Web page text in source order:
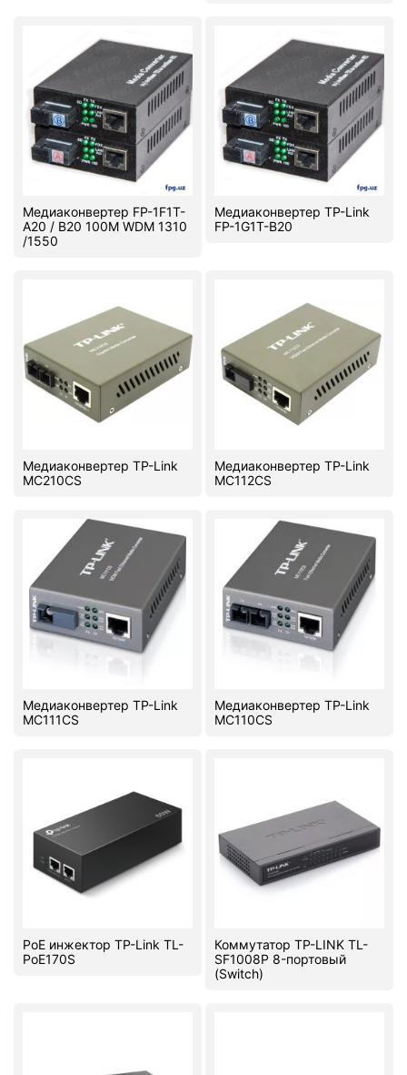
Медиаконвертер FP-1F1T-
A20 / B20 100M WDM 1310
/1550
Медиаконвертер TP-Link
FP-1G1T-B20
Медиаконвертер TP-Link
MC210CS
Медиаконвертер TP-Link
MC112CS
Медиаконвертер TP-Link
MC111CS
Медиаконвертер TP-Link
MC110CS
PoE инжектор TP-Link TL-
PoE170S
Коммутатор TP-LINK TL-
SF1008P 8-портовый
(Switch)